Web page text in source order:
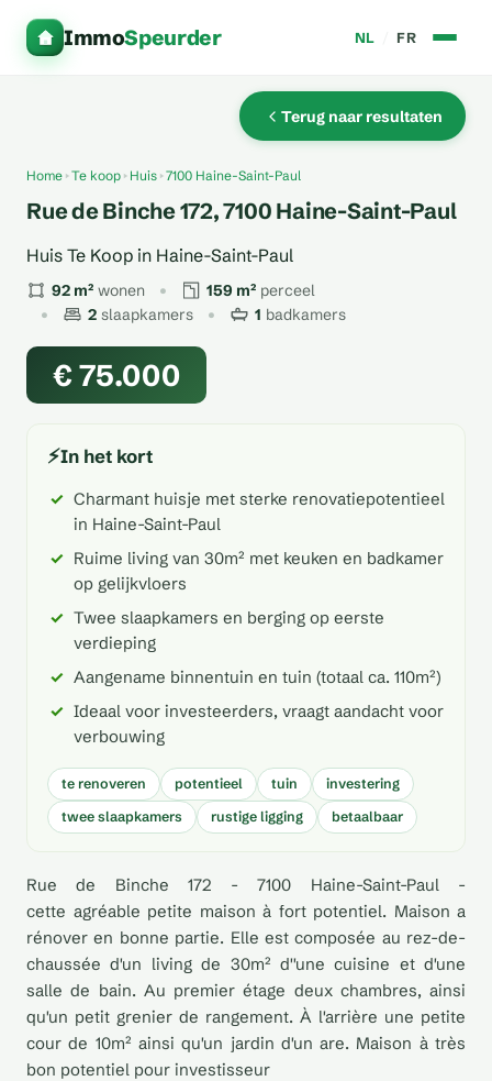
ImmoSpeurder NL FR
Terug naar resultaten
Home Te koop Huis 7100 Haine-Saint-Paul
Rue de Binche 172, 7100 Haine-Saint-Paul
Huis Te Koop in Haine-Saint-Paul
92 m² wonen 159 m² perceel
2 slaapkamers 1 badkamers
€ 75.000
⚡In het kort
Charmant huisje met sterke renovatiepotentieel
in Haine-Saint-Paul
Ruime living van 30m² met keuken en badkamer
op gelijkvloers
Twee slaapkamers en berging op eerste
verdieping
Aangename binnentuin en tuin (totaal ca. 110m²)
Ideaal voor investeerders, vraagt aandacht voor
verbouwing
te renoveren potentieel tuin
investering
twee slaapkamers
rustige ligging betaalbaar
Rue de Binche 172 - 7100 Haine-Saint-Paul -
cette agréable petite maison à fort potentiel. Maison a
rénover en bonne partie. Elle est composée au rez-de-
chaussée d'un living de 30m² d''une cuisine et d'une
salle de bain. Au premier étage deux chambres, ainsi
qu'un petit grenier de rangement. À l'arrière une petite
cour de 10m² ainsi qu'un jardin d'un are. Maison à très
bon potentiel pour investisseur